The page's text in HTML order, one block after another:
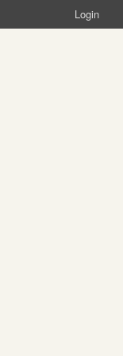
Login